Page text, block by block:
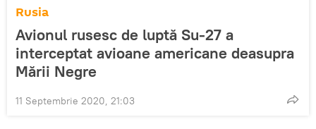
Rusia
Avionul rusesc de luptă Su-27 a
interceptat avioane americane deasupra
Mării Negre
11 Septembrie 2020, 21:03